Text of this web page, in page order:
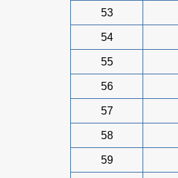
53
54
55
56
57
58
59